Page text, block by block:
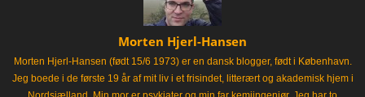
Morten Hjerl-Hansen
Morten Hjerl-Hansen (født 15/6 1973) er en dansk blogger, født i København.
Jeg boede i de første 19 år af mit liv i et frisindet, litterært og akademisk hjem i